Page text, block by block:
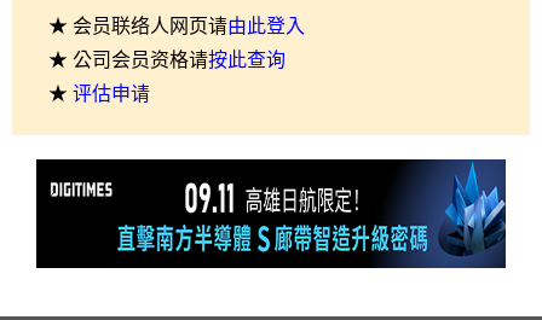
★ 会员联络人网页请由此登入
★ 公司会员资格请按此查询
★ 评估申请